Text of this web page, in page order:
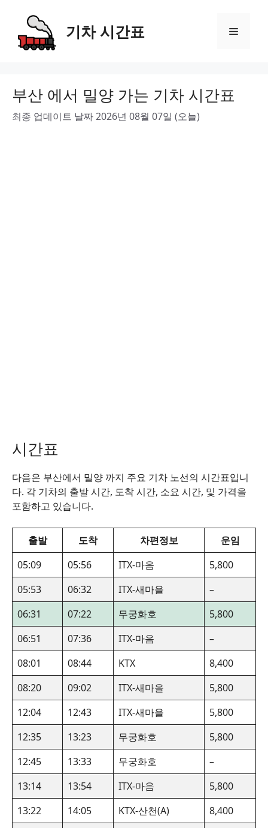
content
기차 시간표 Menu
부산 에서 밀양 가는 기차 시간표
최종 업데이트 날짜 2026년 08월 07일 (오늘)
시간표
다음은 부산에서 밀양 까지 주요 기차 노선의 시간표입니
다. 각 기차의 출발 시간, 도착 시간, 소요 시간, 및 가격을
포함하고 있습니다.
출발 도착 차편정보
운임
05:09
05:56 ITX-마음
5,800
05:53
06:32 ITX-새마을
–
06:31
07:22 무궁화호
5,800
06:51
07:36 ITX-마음
–
08:01
08:44 KTX
8,400
08:20
09:02 ITX-새마을
5,800
12:04
12:43 ITX-새마을
5,800
12:35
13:23 무궁화호
5,800
12:45
13:33 무궁화호
–
13:14
13:54 ITX-마음
5,800
13:22
14:05 KTX-산천(A)
8,400